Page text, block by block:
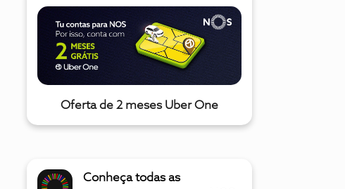
Oferta de 2 meses Uber One
Conheça todas as